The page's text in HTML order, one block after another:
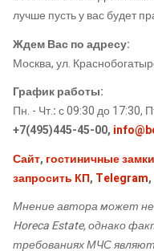
лучше пусть у вас будет
Ждем Вас по адресу:
Москва, ул.
График работы:
Пн. - Чт.:с 09:30 до 17:30,
+7(495)445-45-00,
Сайт, гостиничные замки
запросить КП, Telegram,
Мнение автора может не
Horeca Estate, однако
требованиях МЧС